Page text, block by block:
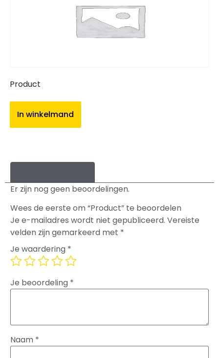
Product
In winkelmand
Er zijn nog geen beoordelingen.
Wees de eerste om “Product” te beoordelen
Je e-mailadres wordt niet gepubliceerd. Vereiste
velden zijn gemarkeerd met *
Je waardering *
Je beoordeling *
Naam *